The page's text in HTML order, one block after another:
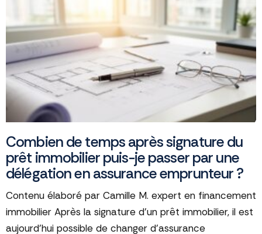
Combien de temps après signature du
prêt immobilier puis-je passer par une
délégation en assurance emprunteur ?
Contenu élaboré par Camille M. expert en financement
immobilier Après la signature d’un prêt immobilier, il est
aujourd’hui possible de changer d’assurance